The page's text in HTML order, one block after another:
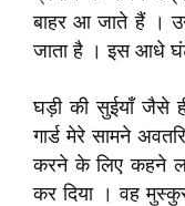
बाहर आ जाते हैं ।
जाता है । इस आधे घंटे
घड़ी की सुईयाँ जैसे
गार्ड मेरे सामने
करने के लिए कहने
कर दिया । वह